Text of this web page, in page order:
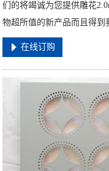
们的将竭诚为您提供雕花
物超所值的新产品而且得到
在线订购